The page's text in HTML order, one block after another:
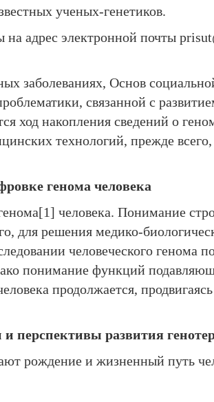
ученых-генетиков.
на адрес электронной почты
заболеваниях, Основ
связанной с
ход накопления сведений о
технологий, прежде
генома человека
человека. Понимание
для решения медико-
человеческого генома
понимание функций
продолжается,
перспективы развития
рождение и жизненный путь